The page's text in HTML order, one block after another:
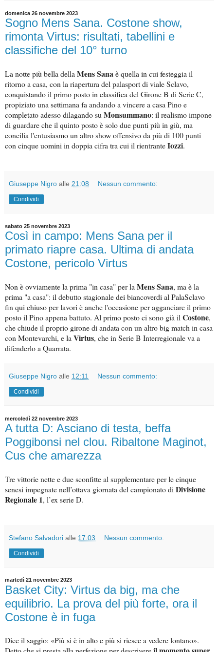
domenica 26 novembre 2023
Sogno Mens Sana. Costone show,
rimonta Virtus: risultati, tabellini e
classifiche del 10° turno
La notte più bella della Mens Sanaè quella in cui festeggia il
ritorno a casa, con la riapertura del palasport di viale Sclavo,
conquistando il primo posto in classifica del Girone B di Serie C,
propiziato una settimana fa andando a vincere a casa Pino e
completato adesso dilagando su Monsummano: il realismo impone
di guardare che il quinto posto è solo due punti più in giù, ma
concilia l'entusiasmo un altro show offensivo da più di 100 punti
con cinque uomini in doppia cifra tra cui il rientranteIozzi.
Giuseppe Nigro alle 21:08 Nessun commento:
Condividi
sabato 25 novembre 2023
Così in campo: Mens Sana per il
primato riapre casa. Ultima di andata
Costone, pericolo Virtus
Non è ovviamente la prima "in casa" per la Mens Sana, ma è la
prima "a casa": il debutto stagionale dei biancoverdi al PalaSclavo
fin qui chiuso per lavori è anche l'occasione per agganciare il primo
posto il Pino appena battuto. Al primo posto ci sono già il Costone,
che chiude il proprio girone di andata con un altro big match in casa
con Montevarchi, e la Virtus, che in Serie B Interregionale va a
difenderlo a Quarrata.
Giuseppe Nigro alle 12:11 Nessun commento:
Condividi
mercoledì 22 novembre 2023
A tutta D: Asciano di testa, beffa
Poggibonsi nel clou. Ribaltone Maginot,
Cus che amarezza
Tre vittorie nette e due sconfitte al supplementare per le cinque
senesi impegnate nell’ottava giornata del campionato di Divisione
Regionale 1, l’ex serie D.
Stefano Salvadori alle 17:03 Nessun commento:
Condividi
martedì 21 novembre 2023
Basket City: Virtus da big, ma che
equilibrio. La prova del più forte, ora il
Costone è in fuga
Dice il saggio: «Più si è in alto e più si riesce a vedere lontano».